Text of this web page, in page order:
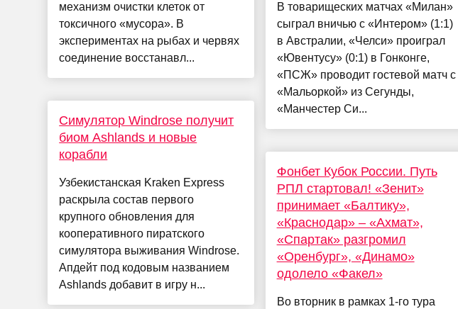
механизм очистки клеток от
токсичного «мусора». В
экспериментах на рыбах и червях
соединение восстанавл...
Симулятор Windrose получит
биом Ashlands и новые
корабли
Узбекистанская Kraken Express
раскрыла состав первого
крупного обновления для
кооперативного пиратского
симулятора выживания Windrose.
Апдейт под кодовым названием
Ashlands добавит в игру н...
В товарищеских матчах «Милан»
сыграл вничью с «Интером» (1:1)
в Австралии, «Челси» проиграл
«Ювентусу» (0:1) в Гонконге,
«ПСЖ» проводит гостевой матч с
«Мальоркой» из Сегунды,
«Манчестер Си...
Фонбет Кубок России. Путь
РПЛ стартовал! «Зенит»
принимает «Балтику»,
«Краснодар» – «Ахмат»,
«Спартак» разгромил
«Оренбург», «Динамо»
одолело «Факел»
Во вторник в рамках 1-го тура